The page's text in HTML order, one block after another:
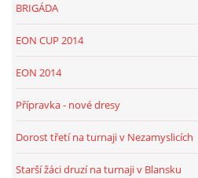
BRIGÁDA
EON CUP 2014
EON 2014
Přípravka - nové dresy
Dorost třetí na turnaji v Nezamyslicích
Starší žáci druzí na turnaji v Blansku